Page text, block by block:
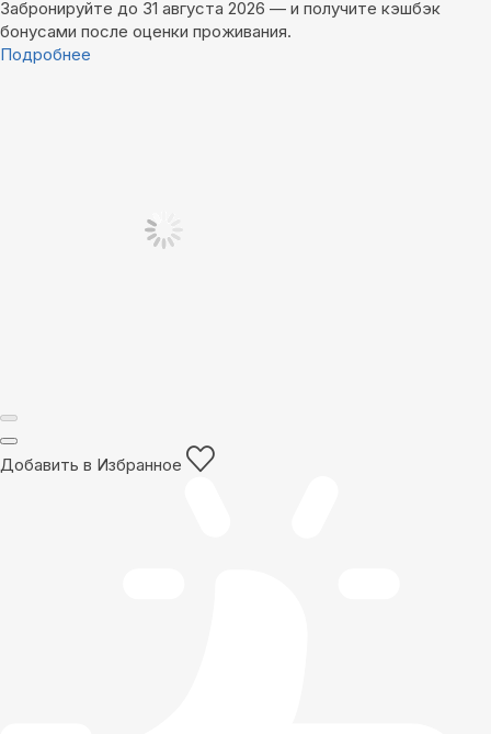
Забронируйте до 31 августа 2026 — и получите кэшбэк
бонусами после оценки проживания.
Подробнее
Добавить в Избранное